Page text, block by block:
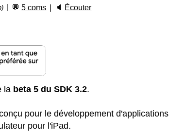
💬5 coms 🔈 Écouter
la beta 5 du SDK 3.2.
pour le développement d'applications
pour l'iPad.